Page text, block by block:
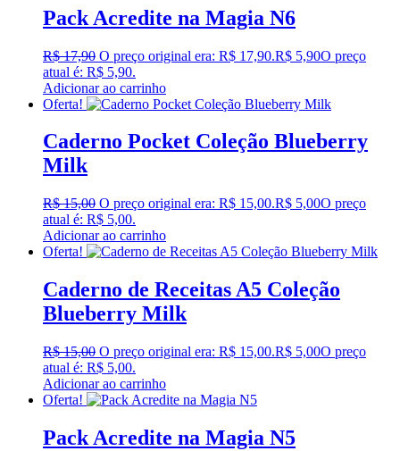
Pack Acredite na Magia N6
R$17,90 O preço original era: R$ 17,90.R$ 5,90O preço
atual é: R$ 5,90.
Adicionar ao carrinho
Oferta!
Caderno Pocket Coleção Blueberry
Milk
R$15,00 O preço original era: R$ 15,00.R$ 5,00O preço
atual é: R$ 5,00.
Adicionar ao carrinho
Oferta!
Caderno de Receitas A5 Coleção
Blueberry Milk
R$15,00 O preço original era: R$ 15,00.R$ 5,00O preço
atual é: R$ 5,00.
Adicionar ao carrinho
Oferta!
Pack Acredite na Magia N5